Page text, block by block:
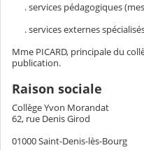
. services pédagogiques
. services externes
Mme PICARD, principale du
publication.
Raison sociale
Collège Yvon Morandat
62, rue Denis Girod
01000 Saint-Denis-lès-Bourg